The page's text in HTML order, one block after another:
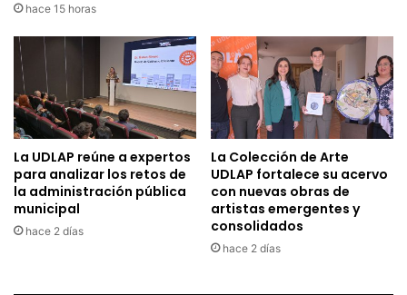
hace 15 horas
La UDLAP reúne a expertos
para analizar los retos de
la administración pública
municipal
hace 2 días
La Colección de Arte
UDLAP fortalece su acervo
con nuevas obras de
artistas emergentes y
consolidados
hace 2 días